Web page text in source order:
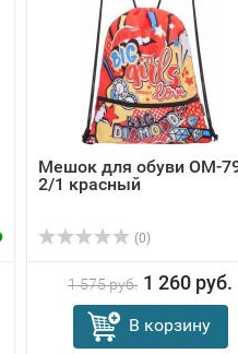
Мешок для обуви OM-
2/1 красный
(0)
1 575 руб. 1 260 руб.
В корзину